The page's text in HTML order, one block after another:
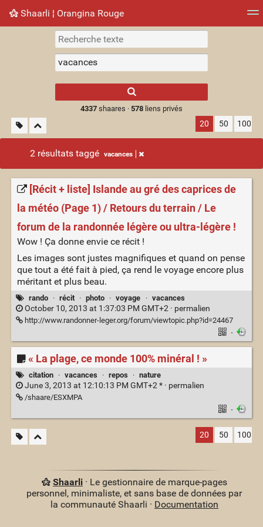
Shaarli ¦ Orangina Rouge
Nuage de tags Mur d'images
results.
4337shaares · 578liens privés
20 50 100
2 résultats taggé vacances
[Récit + liste] Islande au gré des caprices de
la météo (Page 1) / Retours du terrain / Le
forum de la randonnée légère ou ultra-légère !
Wow ! Ça donne envie ce récit !
Les images sont justes magnifiques et quand on pense
que tout a été fait à pied, ça rend le voyage encore plus
méritant et plus beau.
rando · récit · photo · voyage · vacances
October 10, 2013 at 1:37:03 PM GMT+2 · permalien
http://www.randonner-leger.org/forum/viewtopic.php?id=24467
·
« La plage, ce monde 100% minéral ! »
citation · vacances · repos · nature
June 3, 2013 at 12:10:13 PM GMT+2 * · permalien
/shaare/ESXMPA
·
20 50 100
Shaarli· Le gestionnaire de marque-pages
personnel, minimaliste, et sans base de données par
la communauté Shaarli · Documentation